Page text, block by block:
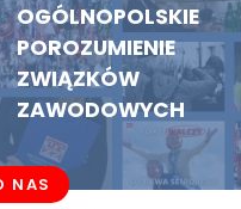
OGÓLNOPOLSKIE
POROZUMIENIE
ZWIĄZKÓW
ZAWODOWYCH
NAS